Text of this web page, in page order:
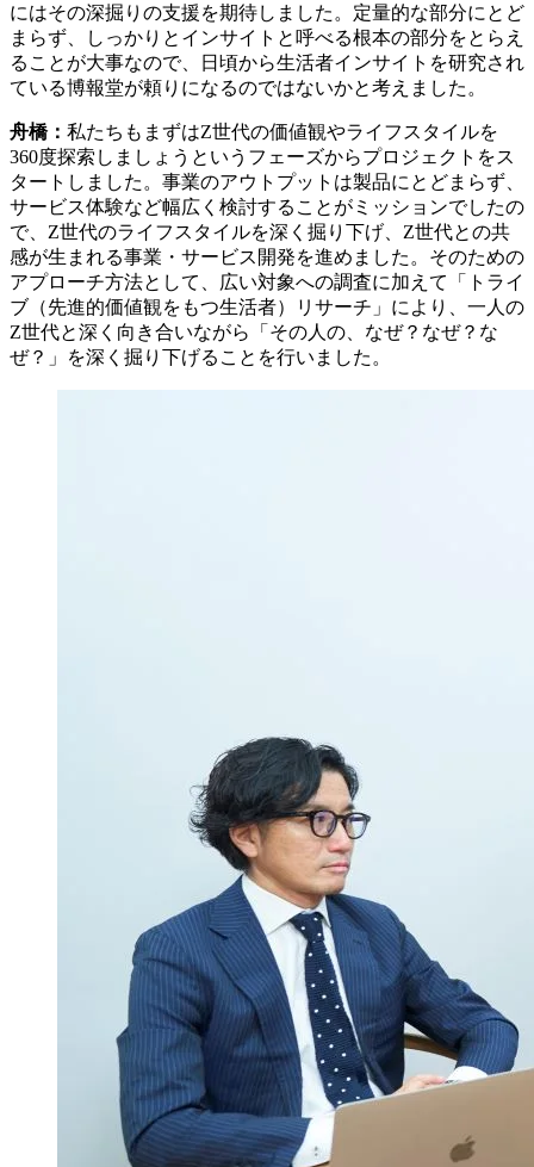
にはその深掘りの支援を期待しました。定量的な部分にとど
まらず、しっかりとインサイトと呼べる根本の部分をとらえ
ることが大事なので、日頃から生活者インサイトを研究され
ている博報堂が頼りになるのではないかと考えました。
舟橋： 私たちもまずはZ世代の価値観やライフスタイルを
360度探索しましょうというフェーズからプロジェクトをス
タートしました。事業のアウトプットは製品にとどまらず、
サービス体験など幅広く検討することがミッションでしたの
で、Z世代のライフスタイルを深く掘り下げ、Z世代との共
感が生まれる事業・サービス開発を進めました。そのための
アプローチ方法として、広い対象への調査に加えて「トライ
ブ（先進的価値観をもつ生活者）リサーチ」により、一人の
Z世代と深く向き合いながら「その人の、なぜ？なぜ？な
ぜ？」を深く掘り下げることを行いました。